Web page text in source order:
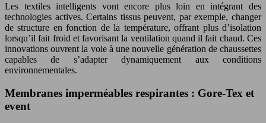
Les textiles intelligents vont encore plus loin en intégrant des
technologies actives. Certains tissus peuvent, par exemple, changer
de structure en fonction de la température, offrant plus d’isolation
lorsqu’il fait froid et favorisant la ventilation quand il fait chaud. Ces
innovations ouvrent la voie à une nouvelle génération de chaussettes
capables de s’adapter dynamiquement aux conditions
environnementales.
Membranes imperméables respirantes : Gore-Tex et
event